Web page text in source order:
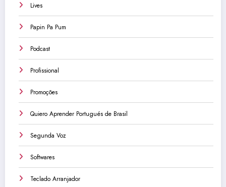
Lives
Papin Pa Pum
Podcast
Profissional
Promoções
Quiero Aprender Portugués de Brasil
Segunda Voz
Softwares
Teclado Arranjador